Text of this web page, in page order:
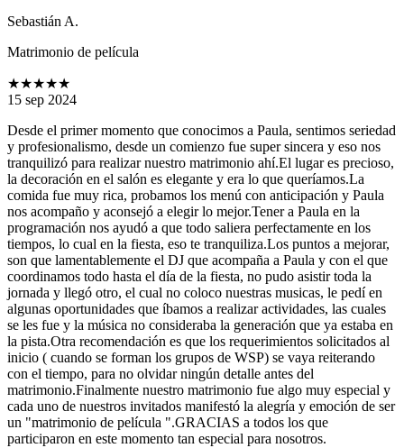
Sebastián A.
Matrimonio de película
★★★★★
15 sep 2024
Desde el primer momento que conocimos a Paula, sentimos seriedad
y profesionalismo, desde un comienzo fue super sincera y eso nos
tranquilizó para realizar nuestro matrimonio ahí.El lugar es precioso,
la decoración en el salón es elegante y era lo que queríamos.La
comida fue muy rica, probamos los menú con anticipación y Paula
nos acompaño y aconsejó a elegir lo mejor.Tener a Paula en la
programación nos ayudó a que todo saliera perfectamente en los
tiempos, lo cual en la fiesta, eso te tranquiliza.Los puntos a mejorar,
son que lamentablemente el DJ que acompaña a Paula y con el que
coordinamos todo hasta el día de la fiesta, no pudo asistir toda la
jornada y llegó otro, el cual no coloco nuestras musicas, le pedí en
algunas oportunidades que íbamos a realizar actividades, las cuales
se les fue y la música no consideraba la generación que ya estaba en
la pista.Otra recomendación es que los requerimientos solicitados al
inicio ( cuando se forman los grupos de WSP) se vaya reiterando
con el tiempo, para no olvidar ningún detalle antes del
matrimonio.Finalmente nuestro matrimonio fue algo muy especial y
cada uno de nuestros invitados manifestó la alegría y emoción de ser
un "matrimonio de película ".GRACIAS a todos los que
participaron en este momento tan especial para nosotros.